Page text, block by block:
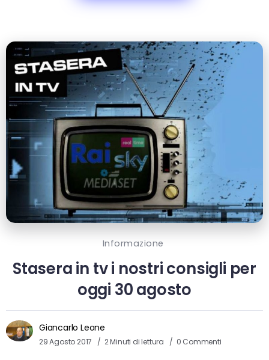
Informazione
Stasera in tv i nostri consigli per
oggi 30 agosto
Giancarlo Leone
29 Agosto 2017 2 Minuti di lettura 0 Commenti